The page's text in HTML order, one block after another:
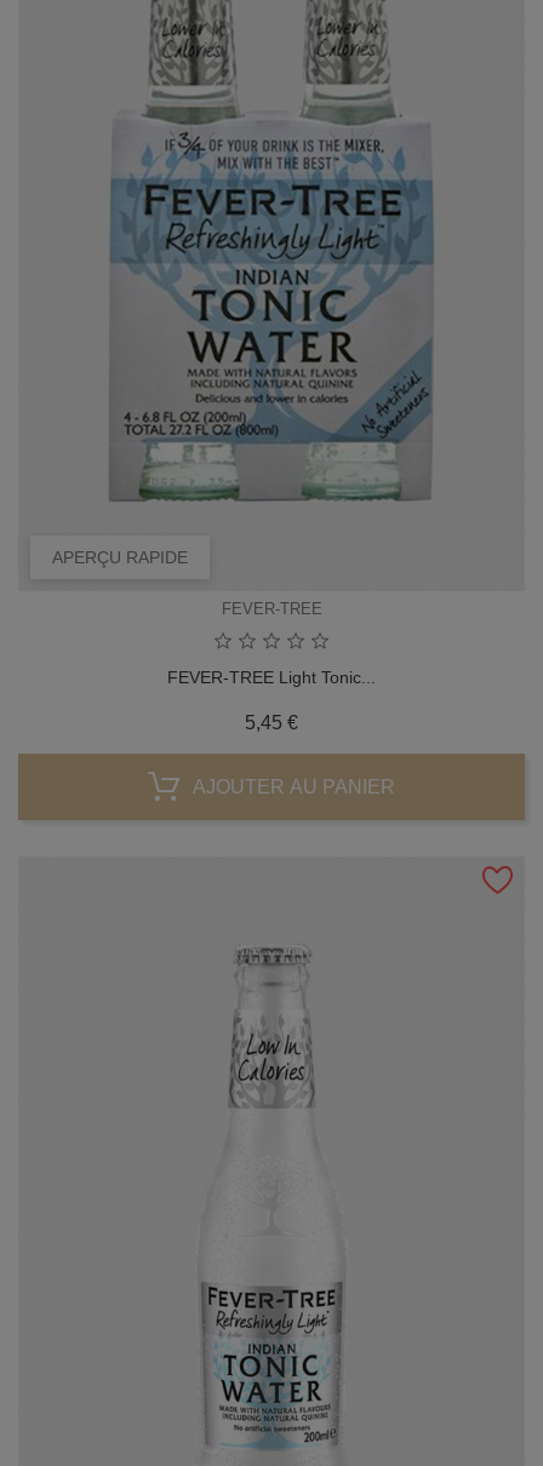
APERÇU RAPIDE
FEVER-TREE
FEVER-TREE Light Tonic...
5,45 €Prix
AJOUTER AU PANIER